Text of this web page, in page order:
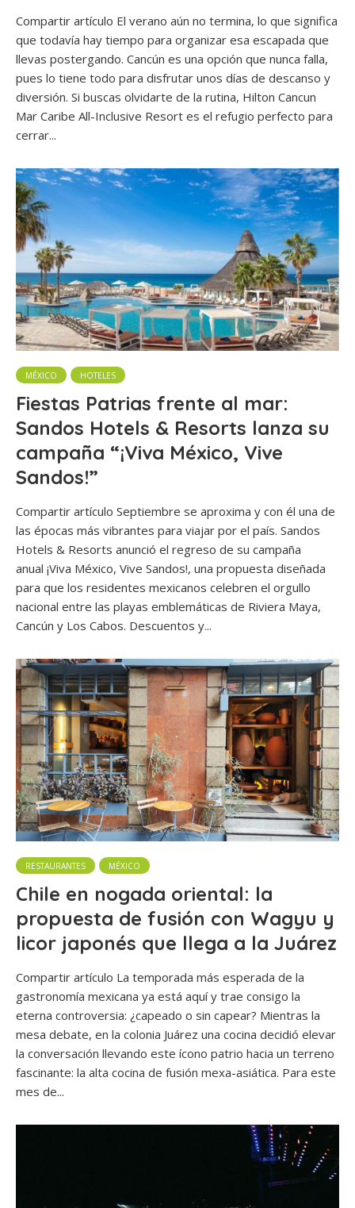
Compartir artículo El verano aún no termina, lo que significa
que todavía hay tiempo para organizar esa escapada que
llevas postergando. Cancún es una opción que nunca falla,
pues lo tiene todo para disfrutar unos días de descanso y
diversión. Si buscas olvidarte de la rutina, Hilton Cancun
Mar Caribe All-Inclusive Resort es el refugio perfecto para
cerrar...
MÉXICO HOTELES
Fiestas Patrias frente al mar:
Sandos Hotels & Resorts lanza su
campaña “¡Viva México, Vive
Sandos!”
Compartir artículo Septiembre se aproxima y con él una de
las épocas más vibrantes para viajar por el país. Sandos
Hotels & Resorts anunció el regreso de su campaña
anual ¡Viva México, Vive Sandos!, una propuesta diseñada
para que los residentes mexicanos celebren el orgullo
nacional entre las playas emblemáticas de Riviera Maya,
Cancún y Los Cabos. Descuentos y...
RESTAURANTES MÉXICO
Chile en nogada oriental: la
propuesta de fusión con Wagyu y
licor japonés que llega a la Juárez
Compartir artículo La temporada más esperada de la
gastronomía mexicana ya está aquí y trae consigo la
eterna controversia: ¿capeado o sin capear? Mientras la
mesa debate, en la colonia Juárez una cocina decidió elevar
la conversación llevando este ícono patrio hacia un terreno
fascinante: la alta cocina de fusión mexa-asiática. Para este
mes de...